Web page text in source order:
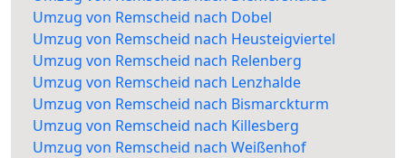
Umzug von Remscheid nach Dobel
Umzug von Remscheid nach Heusteigviertel
Umzug von Remscheid nach Relenberg
Umzug von Remscheid nach Lenzhalde
Umzug von Remscheid nach Bismarckturm
Umzug von Remscheid nach Killesberg
Umzug von Remscheid nach Weißenhof